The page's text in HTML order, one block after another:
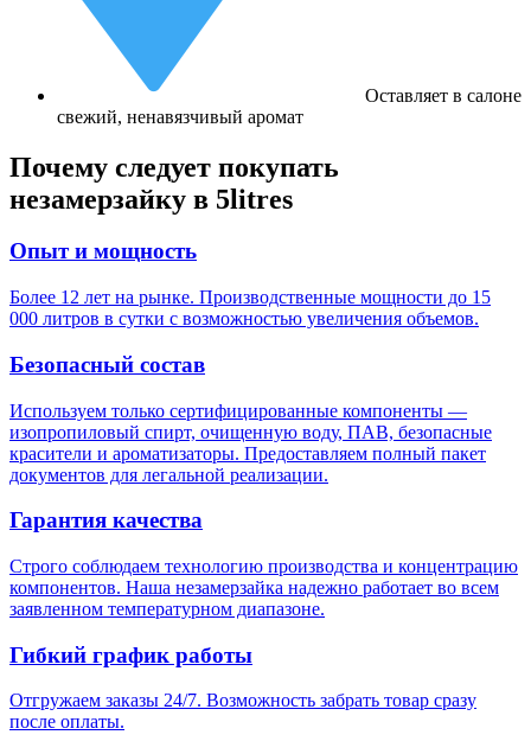
Оставляет в салоне
свежий, ненавязчивый аромат
Почему следует покупать
незамерзайку в 5litres
Опыт и мощность
Более 12 лет на рынке. Производственные мощности до 15
000 литров в сутки с возможностью увеличения объемов.
Безопасный состав
Используем только сертифицированные компоненты —
изопропиловый спирт, очищенную воду, ПАВ, безопасные
красители и ароматизаторы. Предоставляем полный пакет
документов для легальной реализации.
Гарантия качества
Строго соблюдаем технологию производства и концентрацию
компонентов. Наша незамерзайка надежно работает во всем
заявленном температурном диапазоне.
Гибкий график работы
Отгружаем заказы 24/7. Возможность забрать товар сразу
после оплаты.